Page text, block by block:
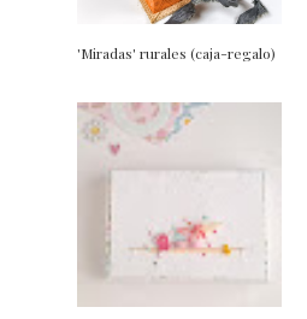
'Miradas' rurales (caja-regalo)